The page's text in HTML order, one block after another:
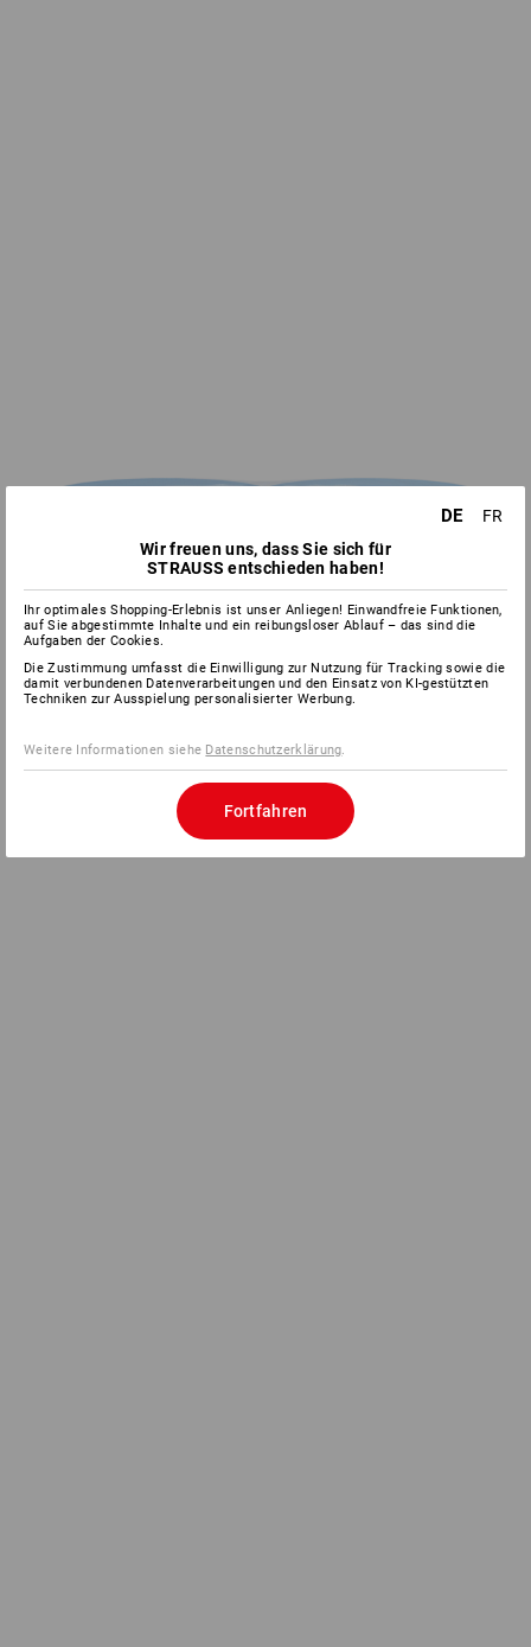
DE
FR
Wir freuen uns, dass Sie sich für
STRAUSS entschieden haben!
Ihr optimales Shopping-Erlebnis ist unser Anliegen! Einwandfreie Funktionen,
auf Sie abgestimmte Inhalte und ein reibungsloser Ablauf – das sind die
Aufgaben der Cookies.
Die Zustimmung umfasst die Einwilligung zur Nutzung für Tracking sowie die
damit verbundenen Datenverarbeitungen und den Einsatz von KI-gestützten
Techniken zur Ausspielung personalisierter Werbung.
Weitere Informationen siehe Datenschutzerklärung.
Fortfahren